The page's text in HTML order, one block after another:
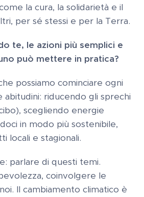
la cura, la solidarietà e il
per sé stessi e per la Terra.
te, le azioni più semplici e
può mettere in pratica?
possiamo cominciare ogni
riducendo gli sprechi
scegliendo energie
in modo più sostenibile,
locali e stagionali.
parlare di questi temi.
coinvolgere le
Il cambiamento climatico è